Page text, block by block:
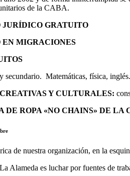
de la CABA.
JURÍDICO GRATUITO
EN MIGRACIONES
secundario. Matemáticas, física,
Y CULTURALES:
DE ROPA «NO CHAINS» DE LA
de nuestra organización, en la
Alameda es luchar por fuentes de